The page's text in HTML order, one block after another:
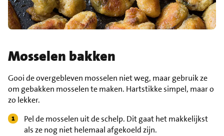
Mosselen bakken
Gooi de overgebleven mosselen niet weg, maar gebruik ze
om gebakken mosselen te maken. Hartstikke simpel, maar o
zo lekker.
Pel de mosselen uit de schelp. Dit gaat het makkelijkst
als ze nog niet helemaal afgekoeld zijn.